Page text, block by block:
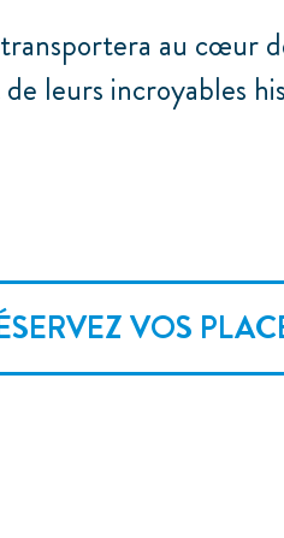
au cœur
leurs incroyables
VOS